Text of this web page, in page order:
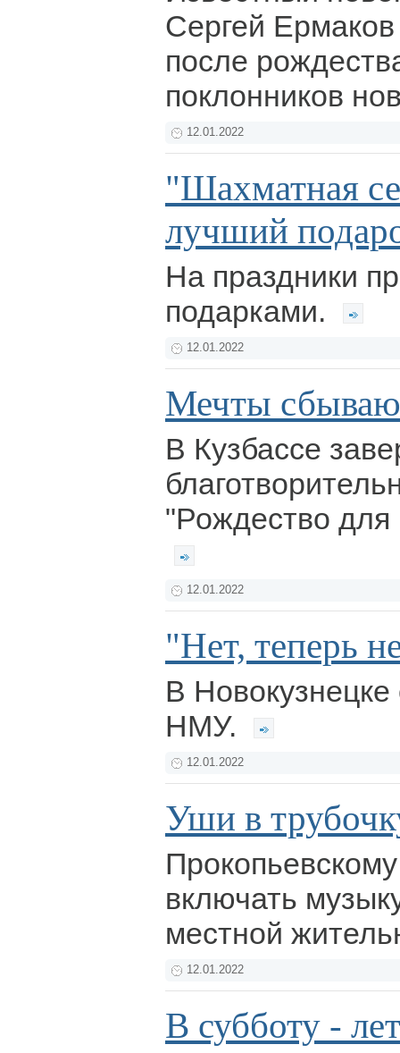
Сергей
после
поклонников
12.01.2022
"Шахматная
лучший
На праздники
подарками.
12.01.2022
Мечты
В Кузбассе
"Рождество для
12.01.2022
"Нет, теперь
В
НМУ.
12.01.2022
Уши в
включать
местной
12.01.2022
В субботу -